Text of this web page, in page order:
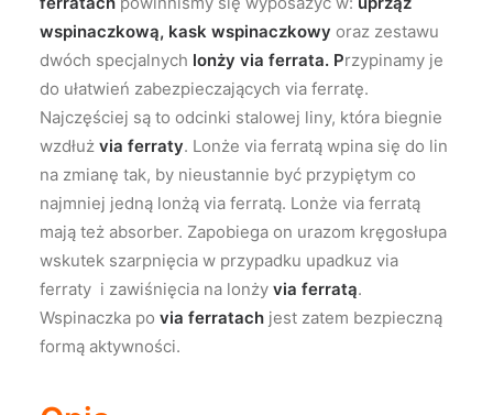
wspinaczkową, kask wspinaczkowy oraz zestawu
dwóch specjalnych lonży via ferrata. Przypinamy je
do ułatwień zabezpieczających via ferratę.
Najczęściej są to odcinki stalowej liny, która biegnie
wzdłuż via ferraty. Lonże via ferratą wpina się do lin
na zmianę tak, by nieustannie być przypiętym co
najmniej jedną lonżą via ferratą. Lonże via ferratą
mają też absorber. Zapobiega on urazom kręgosłupa
wskutek szarpnięcia w przypadku upadkuz via
ferraty i zawiśnięcia na lonży via ferratą.
Wspinaczka po via ferratach jest zatem bezpieczną
formą aktywności.